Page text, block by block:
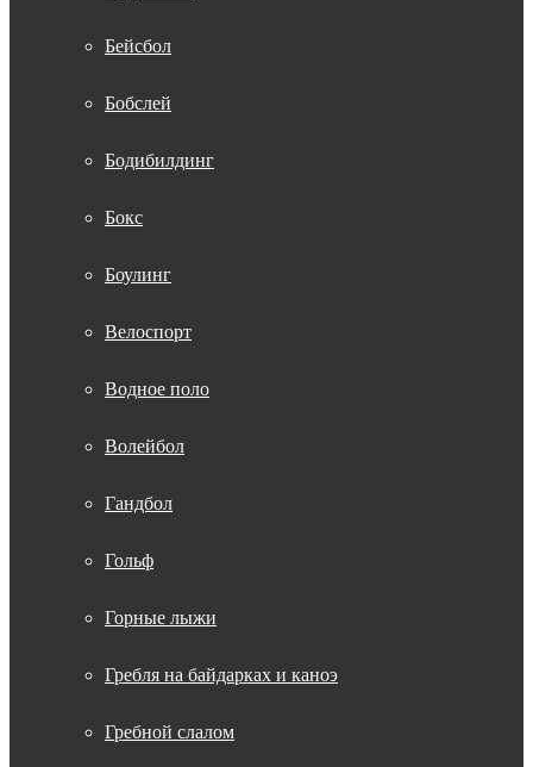
Бейсбол
Бобслей
Бодибилдинг
Бокс
Боулинг
Велоспорт
Водное поло
Волейбол
Гандбол
Гольф
Горные лыжи
Гребля на байдарках и каноэ
Гребной слалом